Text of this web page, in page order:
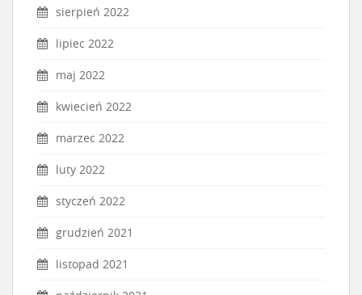
sierpień 2022
lipiec 2022
maj 2022
kwiecień 2022
marzec 2022
luty 2022
styczeń 2022
grudzień 2021
listopad 2021